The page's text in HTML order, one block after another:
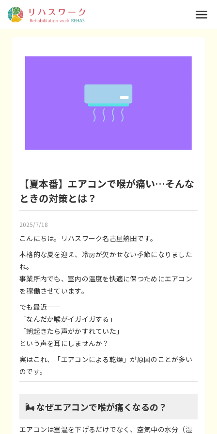
【夏本番】エアコンで喉が痛い…そんな
ときの対策とは？
2025/7/18
こんにちは。リハスワーク名古屋熱田です。
本格的な夏を迎え、冷房が欠かせない季節になりました
ね。
事業所内でも、室内の温度を快適に保つためにエアコン
を稼働させています。
でも最近――
「なんだか喉がイガイガする」
「朝起きたら声がかすれていた」
という声を耳にしませんか？
実はこれ、「エアコンによる乾燥」が原因のことが多い
のです。
🌬️ なぜエアコンで喉が痛くなるの？
エアコンは室温を下げるだけでなく、空気中の水分（湿
menu